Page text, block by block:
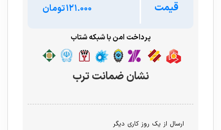
قیمت تومان
پرداخت امن با شبکه شتاب
نشان ضمانت ترب
ارسال از یک روز کاری دیگر